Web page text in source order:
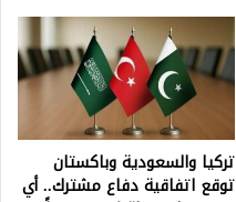
تركيا والسعودية وباكستان
توقع اتفاقية دفاع مشترك.. أي